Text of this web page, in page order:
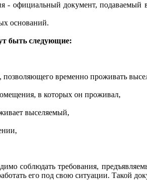
- официальный документ,
оснований.
быть следующие:
позволяющего временно проживать
в которых он проживал,
выселяемый,
соблюдать требования,
его под свою ситуации. Такой